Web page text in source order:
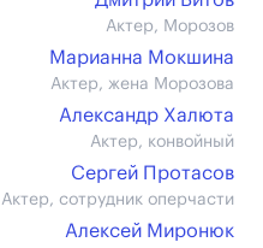
Актер, Морозов
Марианна Мокшина
Актер, жена Морозова
Александр Халюта
Актер, конвойный
Сергей Протасов
Актер, сотрудник оперчасти
Алексей Миронюк